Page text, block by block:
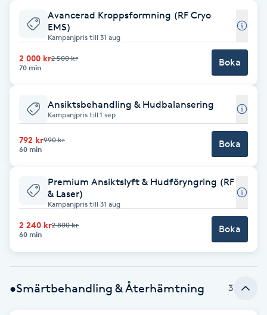
Babylights
Balayage
Bambumassage
Barber
Barnklippning
BIAB
Blowout
Bottenfärg
Brynformning
Avancerad Kroppsformning (RF Cryo
EMS)
Kampanjpris till 31 aug
2 000 kr2 500 kr
70 min
Boka
Ansiktsbehandling & Hudbalansering
Kampanjpris till 1 sep
792 kr990 kr
60 min
Boka
Premium Ansiktslyft & Hudföryngring (RF
& Laser)
Kampanjpris till 31 aug
2 240 kr2 800 kr
60 min
Boka
•Smärtbehandling & Återhämtning 3